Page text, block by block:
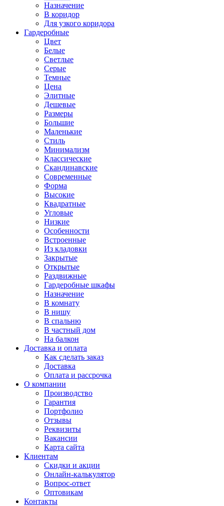
Назначение
В коридор
Для узкого коридора
Гардеробные
Цвет
Белые
Светлые
Серые
Темные
Цена
Элитные
Дешевые
Размеры
Большие
Маленькие
Стиль
Минимализм
Классические
Скандинавские
Современные
Форма
Высокие
Квадратные
Угловые
Низкие
Особенности
Встроенные
Из кладовки
Закрытые
Открытые
Раздвижные
Гардеробные шкафы
Назначение
В комнату
В нишу
В спальню
В частный дом
На балкон
Доставка и оплата
Как сделать заказ
Доставка
Оплата и рассрочка
О компании
Производство
Гарантия
Портфолио
Отзывы
Реквизиты
Вакансии
Карта сайта
Клиентам
Скидки и акции
Онлайн-калькулятор
Вопрос-ответ
Оптовикам
Контакты